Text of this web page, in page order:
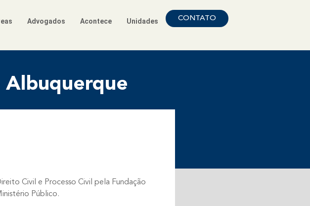
Advogados Acontece Unidades CONTATO
Civil e Processo Civil pela Fundação
Público.